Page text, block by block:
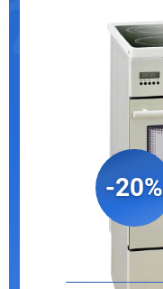
-20%